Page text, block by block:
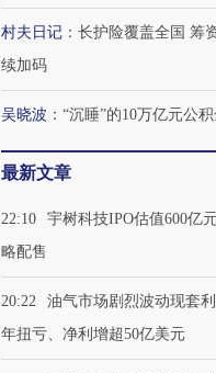
村夫日记 ： 长护险覆盖全国 筹
续加码
吴晓波 ： “沉睡”的10万亿元公积
最新文章
22:10
宇树科技IPO估值600亿
略配售
20:22
油气市场剧烈波动现套
年扭亏、净利增超50亿美元